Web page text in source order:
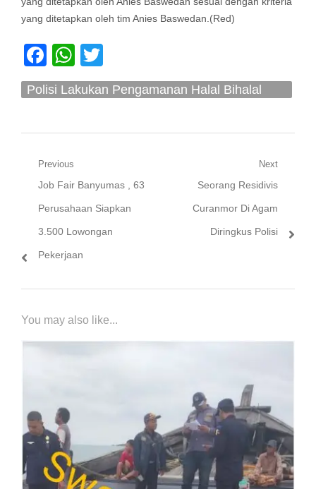
yang ditetapkan oleh tim Anies Baswedan.(Red)
Facebook
WhatsApp
Polisi Lakukan Pengamanan Halal Bihalal
Navigasi
pos
Previous
Previous
post:
Job Fair Banyumas , 63
Perusahaan Siapkan
3.500 Lowongan
Pekerjaan
Next
Next
post:
Seorang Residivis
Curanmor Di Agam
Diringkus Polisi
You may also like...